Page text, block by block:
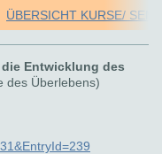
ÜBERSICHT KURSE/
Entwicklung des
des Überlebens)